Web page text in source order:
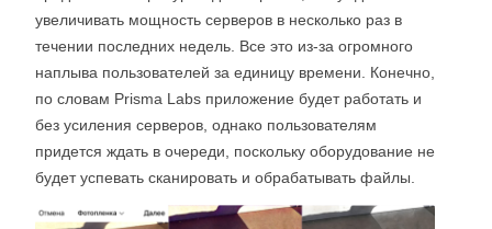
увеличивать мощность серверов в несколько раз в
течении последних недель. Все это из-за огромного
наплыва пользователей за единицу времени. Конечно,
по словам Prisma Labs приложение будет работать и
без усиления серверов, однако пользователям
придется ждать в очереди, поскольку оборудование не
будет успевать сканировать и обрабатывать файлы.